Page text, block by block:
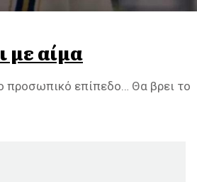
με αίμα
προσωπικό επίπεδο… Θα βρει το